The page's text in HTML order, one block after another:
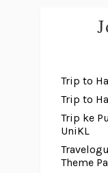
Trip to
Trip to
Trip ke
UniKL
Theme